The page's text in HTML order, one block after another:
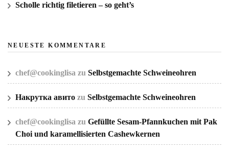
Scholle richtig filetieren – so geht’s
NEUESTE KOMMENTARE
chef@cookinglisa zu Selbstgemachte Schweineohren
Накрутка авито zu Selbstgemachte Schweineohren
chef@cookinglisa zu Gefüllte Sesam-Pfannkuchen mit Pak
Choi und karamellisierten Cashewkernen